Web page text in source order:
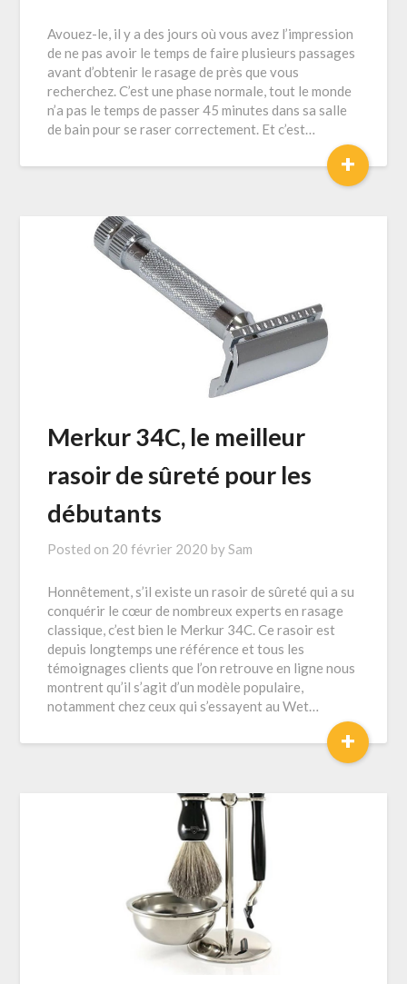
Avouez-le, il y a des jours où vous avez l’impression
de ne pas avoir le temps de faire plusieurs passages
avant d’obtenir le rasage de près que vous
recherchez. C’est une phase normale, tout le monde
n’a pas le temps de passer 45 minutes dans sa salle
de bain pour se raser correctement. Et c’est…
+
Merkur 34C, le meilleur
rasoir de sûreté pour les
débutants
Posted on 20 février 2020 bySam
Honnêtement, s’il existe un rasoir de sûreté qui a su
conquérir le cœur de nombreux experts en rasage
classique, c’est bien le Merkur 34C. Ce rasoir est
depuis longtemps une référence et tous les
témoignages clients que l’on retrouve en ligne nous
montrent qu’il s’agit d’un modèle populaire,
notamment chez ceux qui s’essayent au Wet…
+